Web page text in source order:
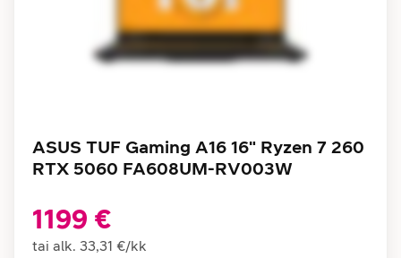
ASUS TUF Gaming A16 16" Ryzen 7 260
RTX 5060 FA608UM-RV003W
1199 €
tai alk. 33,31 €/kk